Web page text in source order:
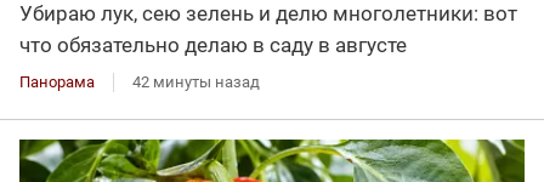
Убираю лук, сею зелень и делю многолетники: вот
что обязательно делаю в саду в августе
Панорама 42 минуты назад